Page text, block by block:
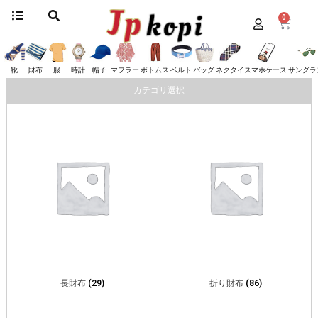
0
靴 財布 服 時計 帽子 マフラー ボトムス ベルト バッグネクタイ スマホケース サング
/ / ページ 2
ディオール
カテゴリ選択
長財布 (29) 折り財布 (86)